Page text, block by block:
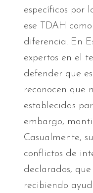
específicos por
ese TDAH
diferencia. En
expertos en el
defender que
reconocen que
establecidas
embargo,
Casualmente,
conflictos de
declarados,
recibiendo